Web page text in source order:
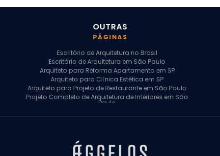
OUTRAS
PÁGINAS
Escritório de Arquitetura no Brasil
Escritório de Arquitetura em São Paulo
Arquiteto para Reforma Apartamento em SP
Arquiteto para Clínica Estética em SP
Arquiteto para Projeto de Restaurante em São Paulo
Projeto Completo de Arquitetura de Interiores em São
Paulo
Arquiteto para Projeto Comercial em São Paulo
Arquiteto Comercial